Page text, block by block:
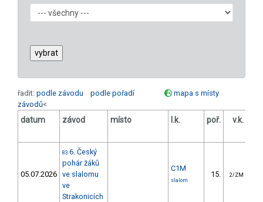
řadit: podle závodu podle pořadí
mapa s místy
závodů<
datum závod místo l.k. poř. v.k.
05.07.2026
83 6. Český
pohár žáků
ve slalomu
ve
Strakonicích
C1M
slalom
15. 2/ZM